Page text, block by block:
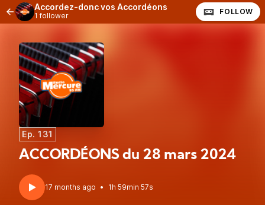
Accordez-donc vos Accordéons
1 follower FOLLOW
Ep. 131
ACCORDÉONS du 28 mars 2024
17 months ago • 1h 59min 57s